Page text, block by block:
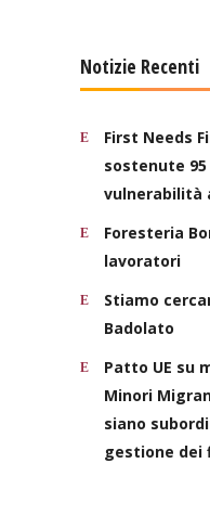
Notizie Recenti
First Needs
sostenute
vulnerabilità
Foresteria
lavoratori
Stiamo
Badolato
Patto UE su
Minori
siano
gestione